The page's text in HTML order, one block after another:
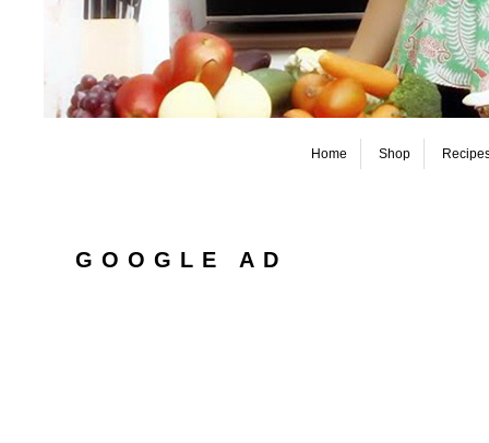
Home Shop
GOOGLE AD